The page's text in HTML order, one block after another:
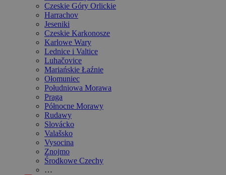
Czeskie Góry Orlickie
Harrachov
Jeseniki
Czeskie Karkonosze
Karlowe Wary
Lednice i Valtice
Luhačovice
Mariańskie Łaźnie
Ołomuniec
Południowa Morawa
Praga
Północne Morawy
Rudawy
Slovácko
Valašsko
Vysocina
Znojmo
Środkowe Czechy
…